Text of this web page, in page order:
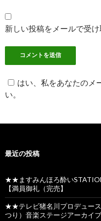
新しい投稿をメールで受け
はい、私をあなたのメ
い。
最近の投稿
★★ますみんほろ酔い
【満員御礼（完売】
★★テレビ猪名川プロデュー
つり）音楽ステージアーカイ